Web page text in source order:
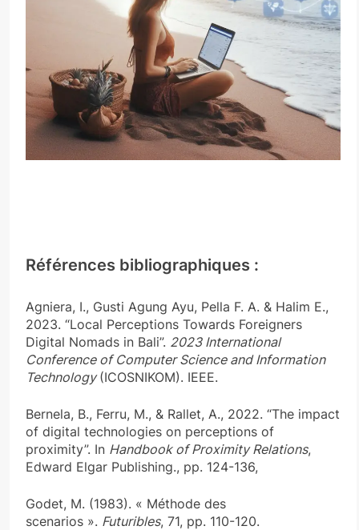
Références bibliographiques :
Agniera, I., Gusti Agung Ayu, Pella F. A. & Halim E.,
2023. “Local Perceptions Towards Foreigners
Digital Nomads in Bali”. 2023 International
Conference of Computer Science and Information
Technology(ICOSNIKOM). IEEE.
Bernela, B., Ferru, M., & Rallet, A., 2022. “The impact
of digital technologies on perceptions of
proximity”. In Handbook of Proximity Relations,
Edward Elgar Publishing., pp. 124-136,
Godet, M. (1983). « Méthode des
scenarios ». Futuribles, 71, pp. 110-120.